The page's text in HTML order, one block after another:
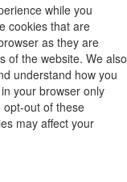
while you
cookies that are
as they are
of the website. We also
understand how you
your browser only
opt-out of these
may affect your